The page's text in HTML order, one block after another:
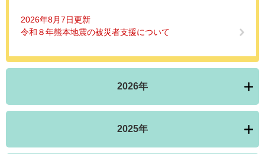
2026年8月7日更新
令和８年熊本地震の被災者支援について
2026年
2025年